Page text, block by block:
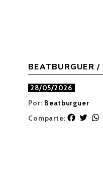
BEATBURGUER /
28/05/2026
Por: Beatburguer
Comparte:
F
T